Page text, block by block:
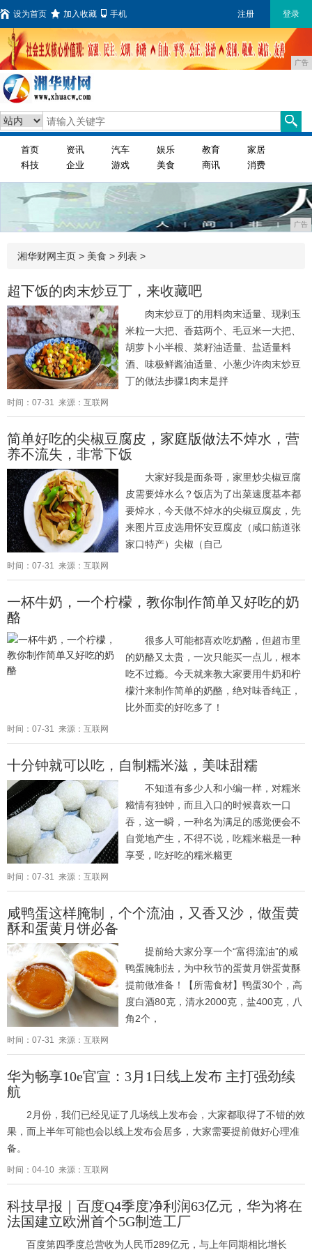
设为首页 加入收藏 手机 注册 登录
广告
首页 资讯 汽车 娱乐 教育
家居
科技
企业 游戏 美食 商讯 消费
广告
湘华财网主页 > 美食 > 列表 >
超下饭的肉末炒豆丁，来收藏吧
肉末炒豆丁的用料肉末适量、现剥玉
米粒一大把、香菇两个、毛豆米一大把、
胡萝卜小半根、菜籽油适量、盐适量料
酒、味极鲜酱油适量、小葱少许肉末炒豆
丁的做法步骤1肉末是拌
时间：07-31 来源：互联网
简单好吃的尖椒豆腐皮，家庭版做法不焯水，营
养不流失，非常下饭
大家好我是面条哥，家里炒尖椒豆腐
皮需要焯水么？饭店为了出菜速度基本都
要焯水，今天做不焯水的尖椒豆腐皮，先
来图片豆皮选用怀安豆腐皮（咸口筋道张
家口特产）尖椒（自己
时间：07-31 来源：互联网
一杯牛奶，一个柠檬，教你制作简单又好吃的奶
酪
很多人可能都喜欢吃奶酪，但超市里
的奶酪又太贵，一次只能买一点儿，根本
吃不过瘾。今天就来教大家要用牛奶和柠
檬汁来制作简单的奶酪，绝对味香纯正，
比外面卖的好吃多了！
时间：07-31 来源：互联网
十分钟就可以吃，自制糯米滋，美味甜糯
不知道有多少人和小编一样，对糯米
糍情有独钟，而且入口的时候喜欢一口
吞，这一瞬，一种名为满足的感觉便会不
自觉地产生，不得不说，吃糯米糍是一种
享受，吃好吃的糯米糍更
时间：07-31 来源：互联网
咸鸭蛋这样腌制，个个流油，又香又沙，做蛋黄
酥和蛋黄月饼必备
提前给大家分享一个“富得流油”的咸
鸭蛋腌制法，为中秋节的蛋黄月饼蛋黄酥
提前做准备！【所需食材】鸭蛋30个，高
度白酒80克，清水2000克，盐400克，八
角2个，
时间：07-31 来源：互联网
华为畅享10e官宣：3月1日线上发布 主打强劲续
航
2月份，我们已经见证了几场线上发布会，大家都取得了不错的效
果，而上半年可能也会以线上发布会居多，大家需要提前做好心理准
备。
时间：04-10 来源：互联网
科技早报｜百度Q4季度净利润63亿元，华为将在
法国建立欧洲首个5G制造工厂
百度第四季度总营收为人民币289亿元，与上年同期相比增长